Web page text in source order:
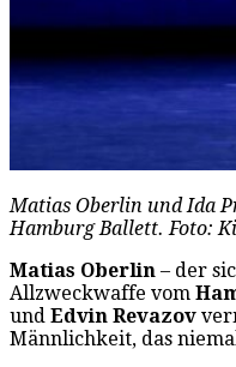
Matias Oberlin und Ida
Hamburg Ballett. Foto:
Matias Oberlin – der
Allzweckwaffe vom
und Edvin Revazov
Männlichkeit, das